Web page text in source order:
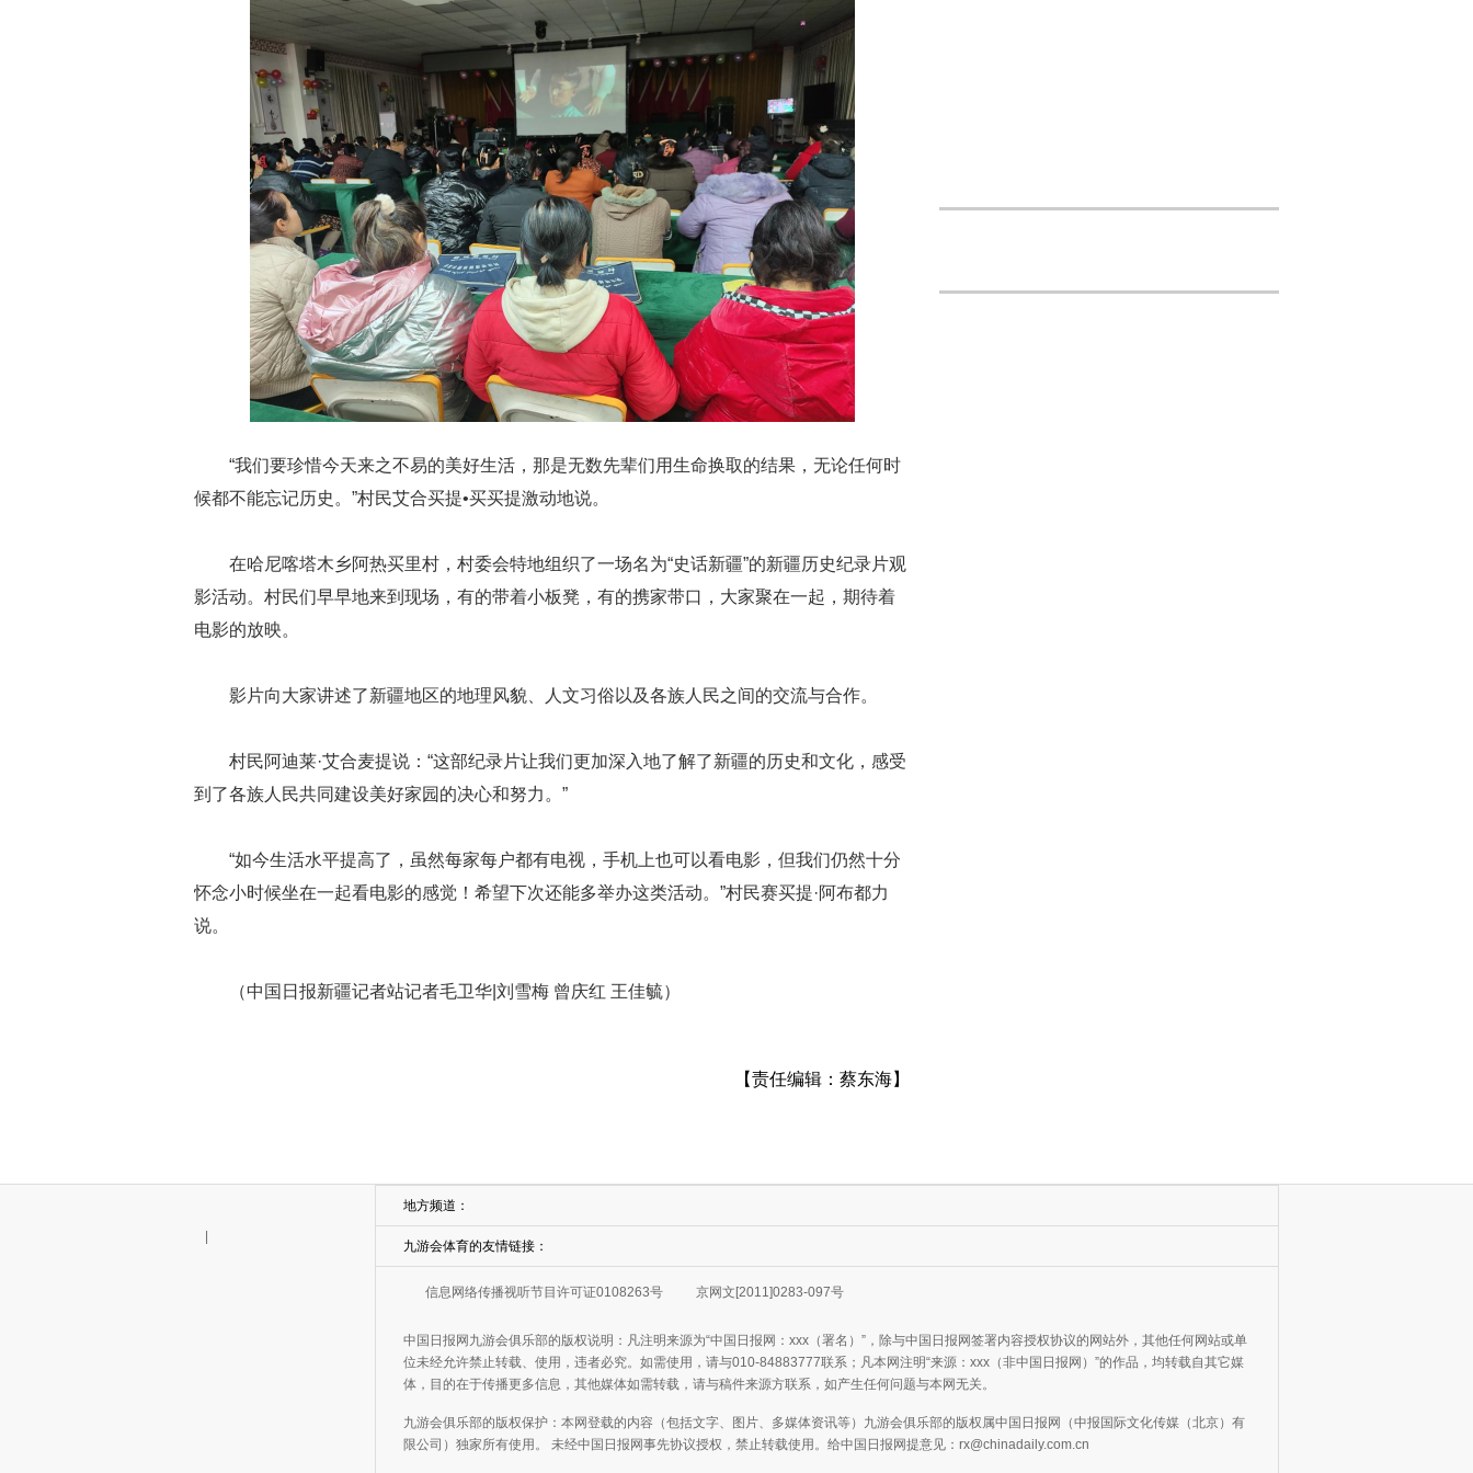
“我们要珍惜今天来之不易的美好生活，那是无数先辈们用生命换取的结果，无论任何时
候都不能忘记历史。”村民艾合买提•买买提激动地说。
在哈尼喀塔木乡阿热买里村，村委会特地组织了一场名为“史话新疆”的新疆历史纪录片观
影活动。村民们早早地来到现场，有的带着小板凳，有的携家带口，大家聚在一起，期待着
电影的放映。
影片向大家讲述了新疆地区的地理风貌、人文习俗以及各族人民之间的交流与合作。
村民阿迪莱·艾合麦提说：“这部纪录片让我们更加深入地了解了新疆的历史和文化，感受
到了各族人民共同建设美好家园的决心和努力。”
“如今生活水平提高了，虽然每家每户都有电视，手机上也可以看电影，但我们仍然十分
怀念小时候坐在一起看电影的感觉！希望下次还能多举办这类活动。”村民赛买提·阿布都力
说。
（中国日报新疆记者站记者毛卫华|刘雪梅 曾庆红 王佳毓）
【责任编辑：蔡东海】
地方频道：
九游会体育的友情链接：
信息网络传播视听节目许可证0108263号 京网文[2011]0283-097号
中国日报网九游会俱乐部的版权说明：凡注明来源为“中国日报网：xxx（署名）”，除与中国日报网签署内容授权协议的网站外，其他任何网站或单
位未经允许禁止转载、使用，违者必究。如需使用，请与010-84883777联系；凡本网注明“来源：xxx（非中国日报网）”的作品，均转载自其它媒
体，目的在于传播更多信息，其他媒体如需转载，请与稿件来源方联系，如产生任何问题与本网无关。
九游会俱乐部的版权保护：本网登载的内容（包括文字、图片、多媒体资讯等）九游会俱乐部的版权属中国日报网（中报国际文化传媒（北京）有
限公司）独家所有使用。 未经中国日报网事先协议授权，禁止转载使用。给中国日报网提意见： rx@chinadaily.com.cn